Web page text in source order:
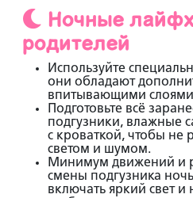
Ночные
родителей
Используйте
они обладают
впитывающими
Подготовьте всё
подгузники, влажные
с кроваткой, чтобы не
светом и шумом.
Минимум движений и
смены подгузника
включать яркий свет и